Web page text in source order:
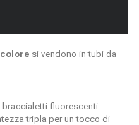
si vendono in tubi da
fluorescenti
tripla per un tocco di